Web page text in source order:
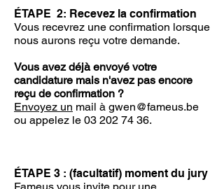
ÉTAPE 2: Recevez la confirmation
Vous recevrez une confirmation lorsque
nous aurons reçu votre demande.
Vous avez déjà envoyé votre
candidature mais n'avez pas encore
reçu de confirmation ?
Envoyez un mail à gwen@fameus.be
ou appelez le 03 202 74 36.
ÉTAPE 3 : (facultatif) moment du jury